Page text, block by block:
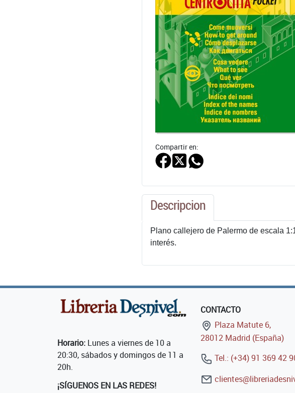
Compartir en:
Descripcion
Plano callejero de Palermo de escala
interés.
Horario: Lunes a viernes de 10 a
20:30, sábados y domingos de 11 a
20h.
¡SÍGUENOS EN LAS REDES!
CONTACTO
Plaza Matute 6,
28012 Madrid (España)
Tel.: (+34) 91 369 42